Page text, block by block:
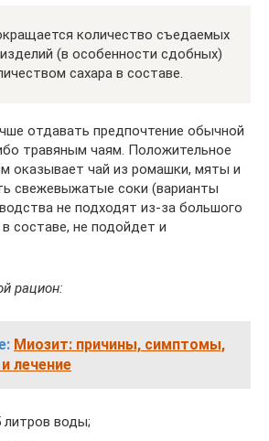
количество съедаемых
(в особенности сдобных)
сахара в составе.
отдавать предпочтение обычной
травяным чаям. Положительное
оказывает чай из ромашки, мяты и
свежевыжатые соки (варианты
не подходят из-за большого
составе, не подойдет и
рацион:
Миозит: причины, симптомы,
лечение
литров воды;